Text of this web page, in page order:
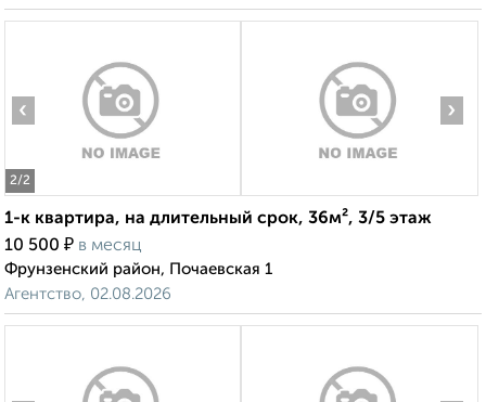
2/2
‹ ›
1-к квартира, на длительный срок, 36м², 3/5 этаж
10 500 ₽ в месяц
Фрунзенский район, Почаевская 1
Агентство, 02.08.2026